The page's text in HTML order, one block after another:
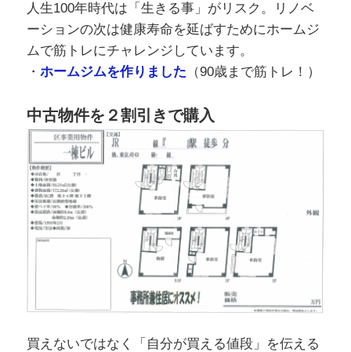
人生100年時代は「生きる事」がリスク。リノベ
ーションの次は健康寿命を延ばすためにホームジ
ムで筋トレにチャレンジしています。
・ ホームジムを作りました （90歳まで筋トレ！）
中古物件を２割引きで購入
買えないではなく「自分が買える値段」を伝える